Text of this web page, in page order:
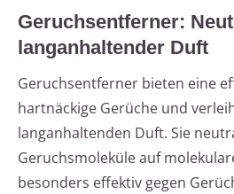
Geruchsentferner:
langanhaltender Duft
Geruchsentferner bieten eine
hartnäckige Gerüche und
langanhaltenden Duft. Sie
Geruchsmoleküle auf
besonders effektiv gegen